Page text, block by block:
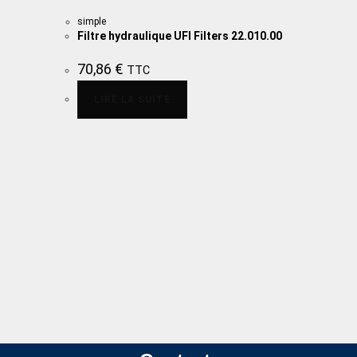
simple
Filtre hydraulique UFI Filters 22.010.00
70,86 € TTC